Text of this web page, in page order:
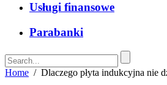
Usługi finansowe
Parabanki
Home / Dlaczego płyta indukcyjna nie